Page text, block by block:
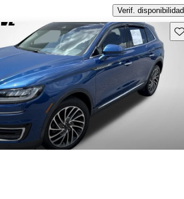
Verif. disponibilidad